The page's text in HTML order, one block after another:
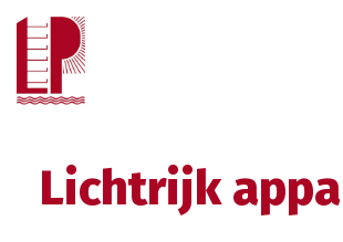
Lichtrijk